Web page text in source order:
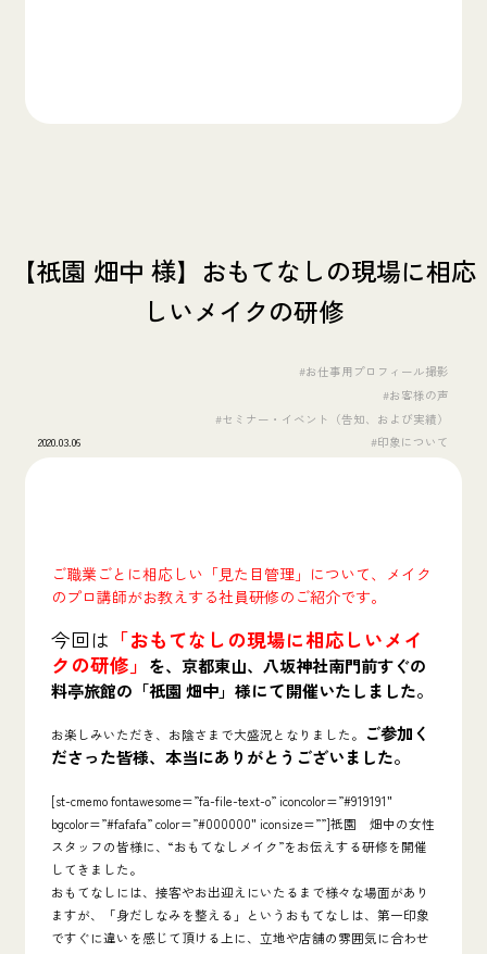
【祇園 畑中 様】おもてなしの現場に相応
しいメイクの研修
2020.03.06
#お仕事用プロフィール撮影
#お客様の声
#セミナー・イベント（告知、および実績）
#印象について
ご職業ごとに相応しい「見た目管理」について、メイク
のプロ講師がお教えする社員研修のご紹介です。
今回は 「おもてなしの現場に相応しいメイ
クの研修」 を、京都東山、八坂神社南門前すぐの
料亭旅館の「祇園 畑中」様にて開催いたしました。
お楽しみいただき、お陰さまで大盛況となりました。 ご参加く
ださった皆様、本当にありがとうございました。
[st-cmemo fontawesome=”fa-file-text-o” iconcolor=”#919191″
bgcolor=”#fafafa” color=”#000000″ iconsize=””]祇園 畑中の女性
スタッフの皆様に、 “おもてなしメイク”をお伝えする研修を開催
してきました。
おもてなしには、接客やお出迎えにいたるまで様々な場面があり
ますが、「身だしなみを整える」というおもてなしは、 第一印象
ですぐに違いを感じて頂ける 上に、 立地や店舗の雰囲気に合わせ